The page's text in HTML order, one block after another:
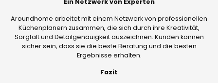
Ein Netzwerk von Experten
Aroundhome arbeitet mit einem Netzwerk von professionellen
Küchenplanern zusammen, die sich durch ihre Kreativität,
Sorgfalt und Detailgenauigkeit auszeichnen. Kunden können
sicher sein, dass sie die beste Beratung und die besten
Ergebnisse erhalten.
Fazit